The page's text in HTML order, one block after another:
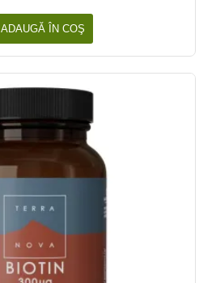
ADAUGĂ ÎN COŞ